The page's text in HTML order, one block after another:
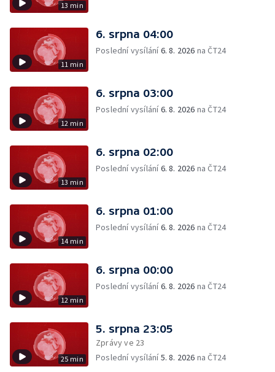
13 min
11 min
6. srpna 04:00
Poslední vysílání6. 8. 2026 na ČT24
12 min
6. srpna 03:00
Poslední vysílání6. 8. 2026 na ČT24
13 min
6. srpna 02:00
Poslední vysílání6. 8. 2026 na ČT24
14 min
6. srpna 01:00
Poslední vysílání6. 8. 2026 na ČT24
12 min
6. srpna 00:00
Poslední vysílání6. 8. 2026 na ČT24
25 min
5. srpna 23:05
Zprávy ve 23
Poslední vysílání5. 8. 2026 na ČT24